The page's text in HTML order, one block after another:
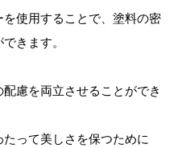
使用することで、塗料の密
きます。
慮を両立させることができ
って美しさを保つために